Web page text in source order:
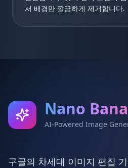
서 배경만 깔끔하게 제거합니다.
Nano
AI-Powered Image
구글의 차세대 이미지 편집